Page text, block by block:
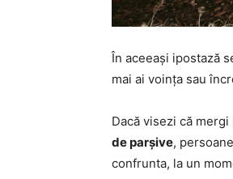
În aceeași ipostază
mai ai voința sau
Dacă visezi că
de parșive,
confrunta, la un